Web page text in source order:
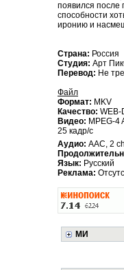
появился
способности
иронию и
Страна: Россия
Студия: Арт
Перевод: Не
Файл
Формат: MKV
Качество: WEB-
Видео: MPEG-4
25 кадр/с
Аудио: AАС, 2
Язык: Русский
Реклама:
МИ